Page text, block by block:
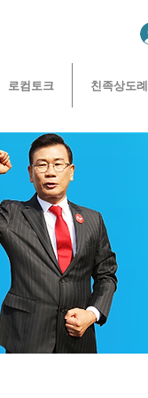
로컴토크 친족상도례